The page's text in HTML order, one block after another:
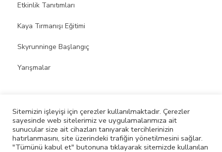
Etkinlik Tanıtımları
Kaya Tırmanışı Eğitimi
Skyrunninge Başlangıç
Yarışmalar
© 2026 Skyrunning Spor Kulübü
Powered by WordPress / Theme by Design Lab
Sitemizin işleyişi için çerezler kullanılmaktadır. Çerezler
sayesinde web sitelerimiz ve uygulamalarımıza ait
sunucular size ait cihazları tanıyarak tercihlerinizin
hatırlanmasını, site üzerindeki trafiğin yönetilmesini sağlar.
"Tümünü kabul et" butonuna tıklayarak sitemizde kullanılan